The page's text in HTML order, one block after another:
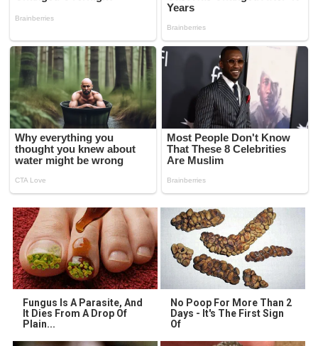
Fungus Is A Parasite, And
It Dies From A Drop Of
Plain...
No Poop For More Than 2
Days - It's The First Sign
Of